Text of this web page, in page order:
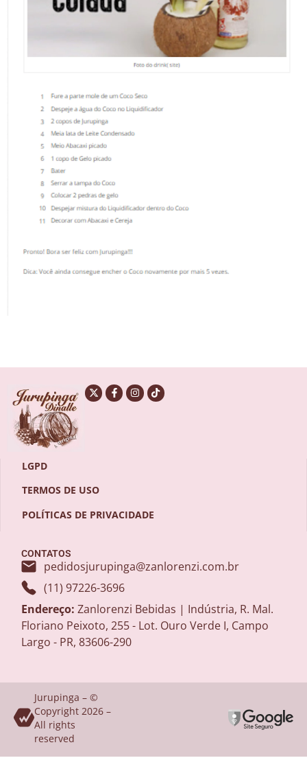
LGPD
TERMOS DE USO
POLÍTICAS DE PRIVACIDADE
CONTATOS
pedidosjurupinga@zanlorenzi.com.br
(11) 97226-3696
Endereço: Zanlorenzi Bebidas | Indústria, R. Mal.
Floriano Peixoto, 255 - Lot. Ouro Verde I, Campo
Largo - PR, 83606-290
Jurupinga – ©
Copyright 2026 –
All rights
reserved